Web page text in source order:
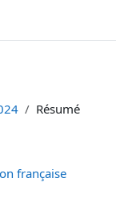
Résumé
française